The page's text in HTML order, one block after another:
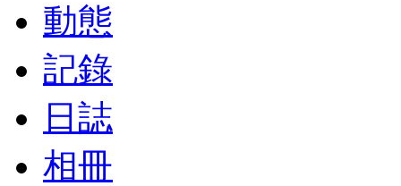
動態
記錄
日誌
相冊